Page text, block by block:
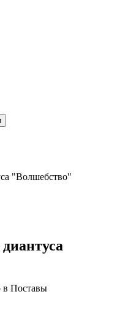
"Волшебство"
в Поставы